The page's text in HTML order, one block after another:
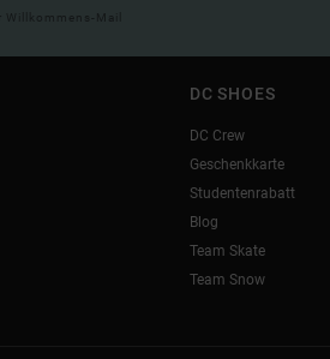
Mail
DC SHOES
DC Crew
Geschenkkarte
Studentenrabatt
Blog
Team Skate
Team Snow